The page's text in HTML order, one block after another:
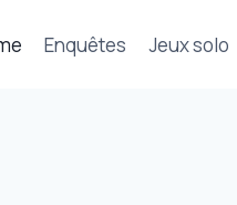
Enquêtes Jeux solo